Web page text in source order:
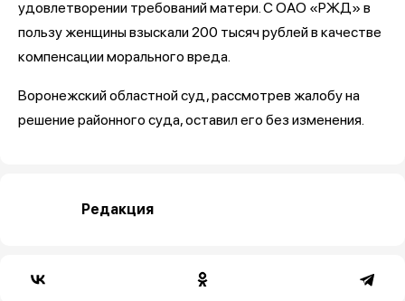
удовлетворении требований матери. С ОАО «РЖД» в
пользу женщины взыскали 200 тысяч рублей в качестве
компенсации морального вреда.
Воронежский областной суд, рассмотрев жалобу на
решение районного суда, оставил его без изменения.
Редакция